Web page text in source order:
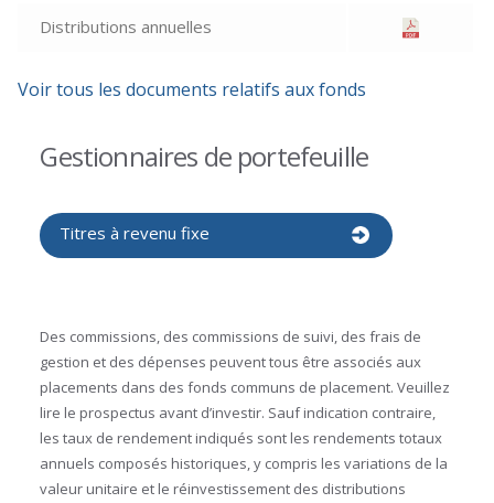
Distributions annuelles
Voir tous les documents relatifs aux fonds
Gestionnaires de portefeuille
Titres à revenu fixe
Des commissions, des commissions de suivi, des frais de
gestion et des dépenses peuvent tous être associés aux
placements dans des fonds communs de placement. Veuillez
lire le prospectus avant d’investir. Sauf indication contraire,
les taux de rendement indiqués sont les rendements totaux
annuels composés historiques, y compris les variations de la
valeur unitaire et le réinvestissement des distributions